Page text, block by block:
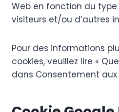
Web en fonction du
visiteurs et/ou d’autres
Pour des informations
cookies, veuillez lire «
dans Consentement aux